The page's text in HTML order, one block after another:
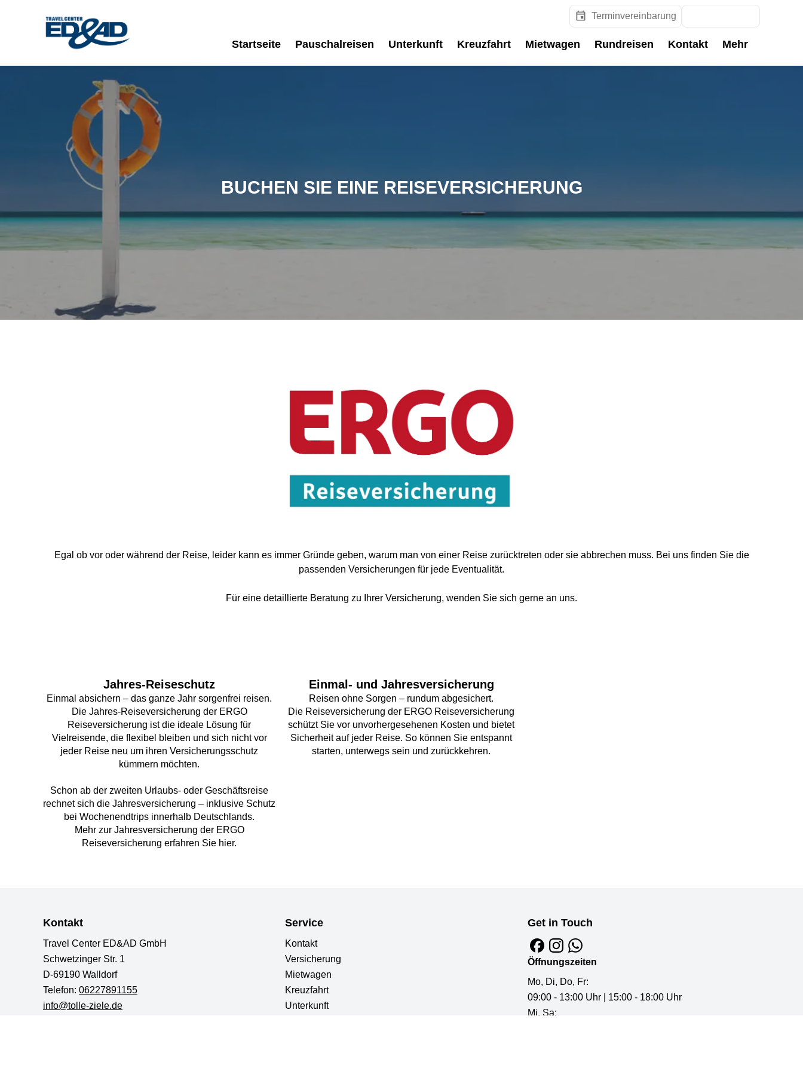
Terminvereinbarung
Startseite Pauschalreisen Unterkunft Kreuzfahrt Mietwagen Rundreisen Kontakt Mehr
BUCHEN SIE EINE REISEVERSICHERUNG
Egal ob vor oder während der Reise, leider kann es immer Gründe geben, warum man von einer Reise zurücktreten oder sie abbrechen muss. Bei uns finden Sie die
passenden Versicherungen für jede Eventualität.
Für eine detaillierte Beratung zu Ihrer Versicherung, wenden Sie sich gerne an uns.
Jahres-Reiseschutz
Einmal absichern – das ganze Jahr sorgenfrei reisen.
Die Jahres-Reiseversicherung der ERGO
Reiseversicherung ist die ideale Lösung für
Vielreisende, die flexibel bleiben und sich nicht vor
jeder Reise neu um ihren Versicherungsschutz
kümmern möchten.
Schon ab der zweiten Urlaubs- oder Geschäftsreise
rechnet sich die Jahresversicherung – inklusive Schutz
bei Wochenendtrips innerhalb Deutschlands.
Mehr zur Jahresversicherung der ERGO
Reiseversicherung erfahren Sie hier.
Einmal- und Jahresversicherung
Reisen ohne Sorgen – rundum abgesichert.
Die Reiseversicherung der ERGO Reiseversicherung
schützt Sie vor unvorhergesehenen Kosten und bietet
Sicherheit auf jeder Reise. So können Sie entspannt
starten, unterwegs sein und zurückkehren.
Kontakt
Travel Center ED&AD GmbH
Schwetzinger Str. 1
D-69190 Walldorf
Telefon: 06227891155
info@tolle-ziele.de
Service
Kontakt
Versicherung
Mietwagen
Kreuzfahrt
Unterkunft
Get in Touch
Öffnungszeiten
Mo, Di, Do, Fr:
09:00 - 13:00 Uhr | 15:00 - 18:00 Uhr
Mi, Sa: